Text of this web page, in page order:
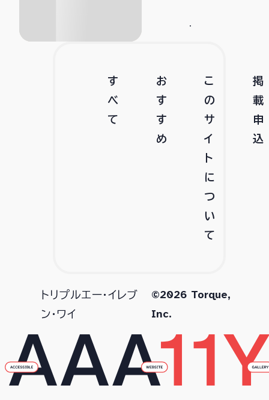
す
べ
て
お
す
す
め
こ
の
サ
イ
ト
に
つ
い
て
掲
載
申
込
トリプルエー・イレブ
ン・ワイ
©2026 Torque,
Inc.